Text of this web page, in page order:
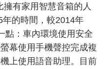
有家用智慧音箱的人
的時間，較2014年
點：車內環境使用安全
幕使用手機聲控完成複
上使用語音助理。目前